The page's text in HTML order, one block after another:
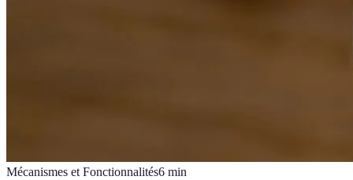
Mécanismes et Fonctionnalités6 min